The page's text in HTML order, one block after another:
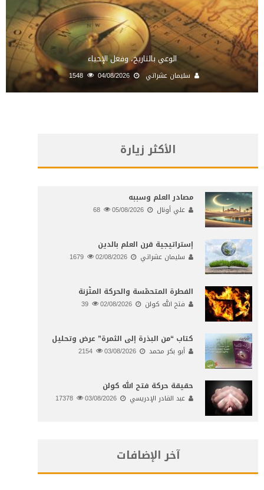
الوعي بالتاريخ، وفعل الإحياء
سليمان عشراتي 04/08/2026
الأكثر زيارة
مصادر العلم وسببه
علي أونال 05/08/2026
إستراتيجية قرن العلم بالدين
سليمان عشراتي 02/08/2026
الفطرة المتحمّسة والحركة المتّزنة
فتح الله كولن 02/08/2026
كتاب “من البذرة إلى الثمرة” عرض وتحليل
أبو بكر محمد 03/08/2026
حقيقة حركة فتح الله كولن
عبد القادر الإدريسي 03/08/2026
آخر الإضافات